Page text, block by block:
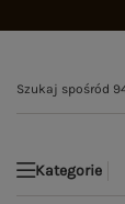
Kategorie